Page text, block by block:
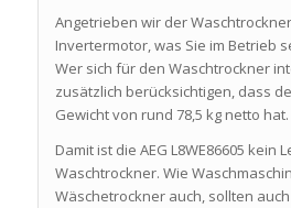
Angetrieben wir der
Invertermotor, was Sie im Betrieb
Wer sich für den Waschtrockner
zusätzlich berücksichtigen, dass
Gewicht von rund 78,5 kg netto hat.
Damit ist die AEG L8WE86605 kein
Waschtrockner. Wie
Wäschetrockner auch, sollten